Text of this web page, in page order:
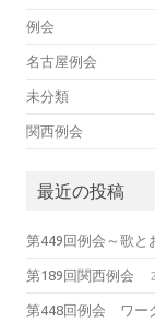
例会
名古屋例会
未分類
関西例会
最近の投稿
第449回例会～歌と
第189回関西例会
第448回例会 ワー